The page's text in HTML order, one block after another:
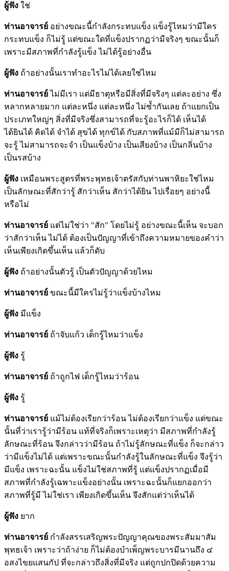
ผู้ฟัง ใช่
ท่านอาจารย์ อย่างขณะนี้กำลังกระทบแข็ง แข็งรู้ไหมว่ามีใคร
กระทบแข็ง ก็ไม่รู้ แต่ขณะใดที่แข็งปรากฏว่ามีจริงๆ ขณะนั้นก็
เพราะมีสภาพที่กำลังรู้แข็ง ไม่ได้รู้อย่างอื่น
ผู้ฟัง ถ้าอย่างนั้นเราทำอะไรไม่ได้เลยใช่ไหม
ท่านอาจารย์ไม่มีเรา แต่มีธาตุหรือมีสิ่งที่มีจริงๆ แต่ละอย่าง ซึ่ง
หลากหลายมาก แต่ละหนึ่ง แต่ละหนึ่ง ไม่ซ้ำกันเลย ถ้าแยกเป็น
ประเภทใหญ่ๆ สิ่งที่มีจริงซึ่งสามารถที่จะรู้อะไรก็ได้ เห็นได้
ได้ยินได้ คิดได้ จำได้ สุขได้ ทุกข์ได้ กับสภาพที่แม้มีก็ไม่สามารถ
จะรู้ ไม่สามารถจะจำ เป็นแข็งบ้าง เป็นเสียงบ้าง เป็นกลิ่นบ้าง
เป็นรสบ้าง
ผู้ฟัง เหมือนพระสูตรที่พระพุทธเจ้าตรัสกับท่านพาหิยะใช่ไหม
เป็นลักษณะที่สักว่ารู้ สักว่าเห็น สักว่าได้ยิน ไปเรื่อยๆ อย่างนี้
หรือไม่
ท่านอาจารย์ แต่ไม่ใช่ว่า "สัก" โดยไม่รู้ อย่างขณะนี้เห็น จะบอก
ว่าสักว่าเห็น ไม่ได้ ต้องเป็นปัญญาที่เข้าถึงความหมายของคำว่า
เห็นเพียงเกิดขึ้นเห็น แล้วก็ดับ
ผู้ฟัง ถ้าอย่างนั้นตัวรู้ เป็นตัวปัญญาด้วยไหม
ท่านอาจารย์ ขณะนี้มีใครไม่รู้ว่าแข็งบ้างไหม
ผู้ฟัง มีแข็ง
ท่านอาจารย์ ถ้าจับแก้ว เด็กรู้ไหมว่าแข็ง
ผู้ฟัง รู้
ท่านอาจารย์ ถ้าถูกไฟ เด็กรู้ไหมว่าร้อน
ผู้ฟัง รู้
ท่านอาจารย์ แม้ไม่ต้องเรียกว่าร้อน ไม่ต้องเรียกว่าแข็ง แต่ขณะ
นั้นที่ว่าเรารู้ว่ามีร้อน แท้ที่จริงก็เพราะเหตุว่า มีสภาพที่กำลังรู้
ลักษณะที่ร้อน จึงกล่าวว่ามีร้อน ถ้าไม่รู้ลักษณะที่แข็ง ก็จะกล่าว
ว่ามีแข็งไม่ได้ แต่เพราะขณะนั้นกำลังรู้ในลักษณะที่แข็ง จึงรู้ว่า
มีแข็ง เพราะฉะนั้น แข็งไม่ใช่สภาพที่รู้ แต่แข็งปรากฏเมื่อมี
สภาพที่กำลังรู้เฉพาะแข็งอย่างนั้น เพราะฉะนั้นก็แยกออกว่า
สภาพที่รู้มี ไม่ใช่เรา เพียงเกิดขึ้นเห็น จึงสักแต่ว่าเห็นได้
ผู้ฟัง ยาก
ท่านอาจารย์ กำลังสรรเสริญพระปัญญาคุณของพระสัมมาสัม
พุทธเจ้า เพราะว่าถ้าง่าย ก็ไม่ต้องบำเพ็ญพระบารมีนานถึง ๔
อสงไขยแสนกัป ที่จะกล่าวถึงสิ่งที่มีจริง แต่ถูกปกปิดด้วยความ